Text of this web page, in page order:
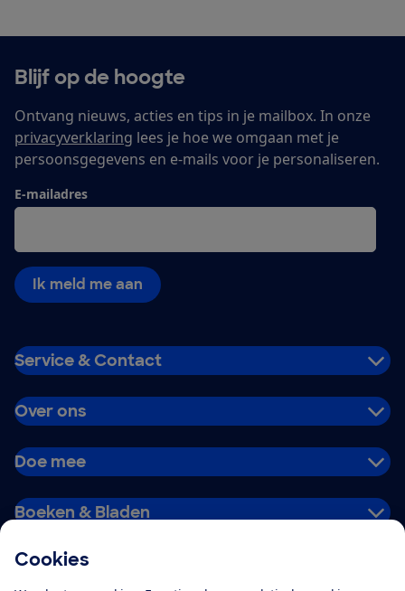
Cookies
Blijf op de hoogte
Ontvang nieuws, acties en tips in je mailbox. In onze
privacyverklaring lees je hoe we omgaan met je
persoonsgegevens en e-mails voor je personaliseren.
E-mailadres
Ik meld me aan
Service & Contact
Over ons
Doe mee
Boeken & Bladen